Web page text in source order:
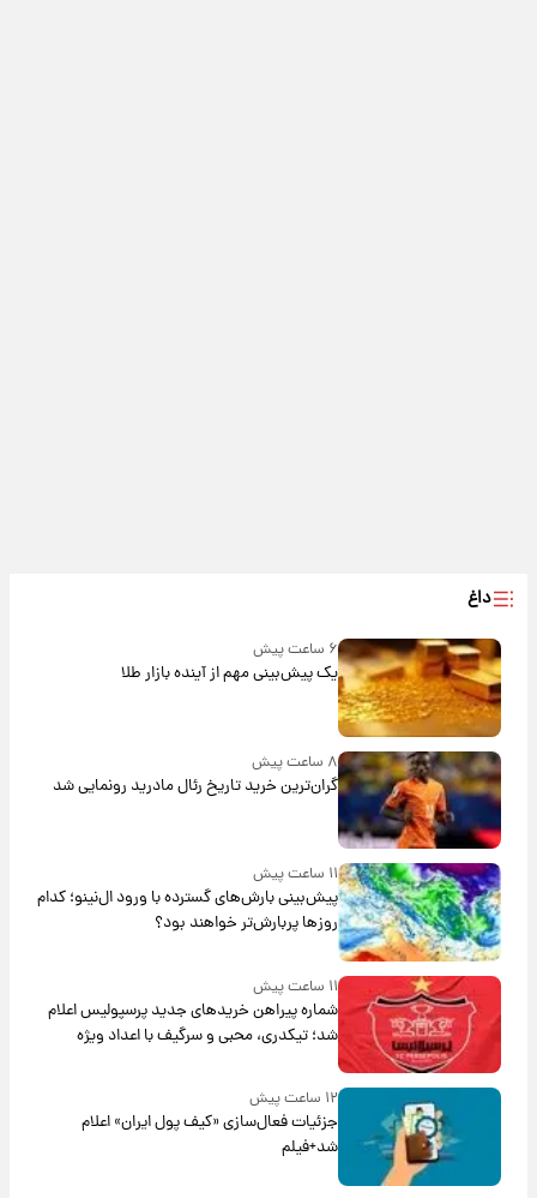
داغ
۶ ساعت پیش
یک پیش‌بینی مهم از آینده بازار طلا
۸ ساعت پیش
گران‌ترین خرید تاریخ رئال مادرید رونمایی شد
۱۱ ساعت پیش
پیش‌بینی بارش‌های گسترده با ورود ال‌نینو؛ کدام
روزها پربارش‌تر خواهند بود؟
۱۱ ساعت پیش
شماره پیراهن خریدهای جدید پرسپولیس اعلام
شد؛ تیکدری، محبی و سرگیف با اعداد ویژه
۱۲ ساعت پیش
جزئیات فعال‌سازی «کیف پول ایران» اعلام
شد+فیلم